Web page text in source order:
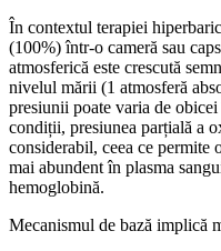
În contextul terapiei
(100%) într-o cameră sau
atmosferică este crescută
nivelul mării (1 atmosferă
presiunii poate varia de
condiții, presiunea parțială a
considerabil, ceea ce permite
mai abundent în plasma
hemoglobină.
Mecanismul de bază implică